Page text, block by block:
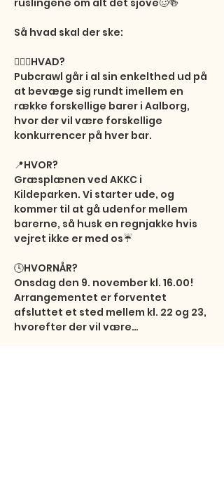
ruslingene om alt det sjove🥴🍻
Så hvad skal der ske:
🤷🏼‍♀️HVAD?
Pubcrawl går i al sin enkelthed ud på
at bevæge sig rundt imellem en
række forskellige barer i Aalborg,
hvor der vil være forskellige
konkurrencer på hver bar.
📍HVOR?
Græsplænen ved AKKC i
Kildeparken. Vi starter ude, og
kommer til at gå udenfor mellem
barerne, så husk en regnjakke hvis
vejret ikke er med os☔️
🕓HVORNÅR?
Onsdag den 9. november kl. 16.00!
Arrangementet er forventet
afsluttet et sted mellem kl. 22 og 23,
hvorefter der vil være…